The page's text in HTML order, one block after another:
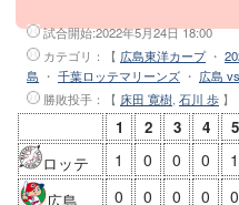
試合開始:2022年5月24日 18:00
カテゴリ：【 広島東洋カープ・
島 ・ 千葉ロッテマリーンズ ・ 広島
勝敗投手 ：【 床田 寛樹 石川 歩 】
1 2 3 4 5
ロッテ 1 0 0 0 1
広島
0 0 0 0 0